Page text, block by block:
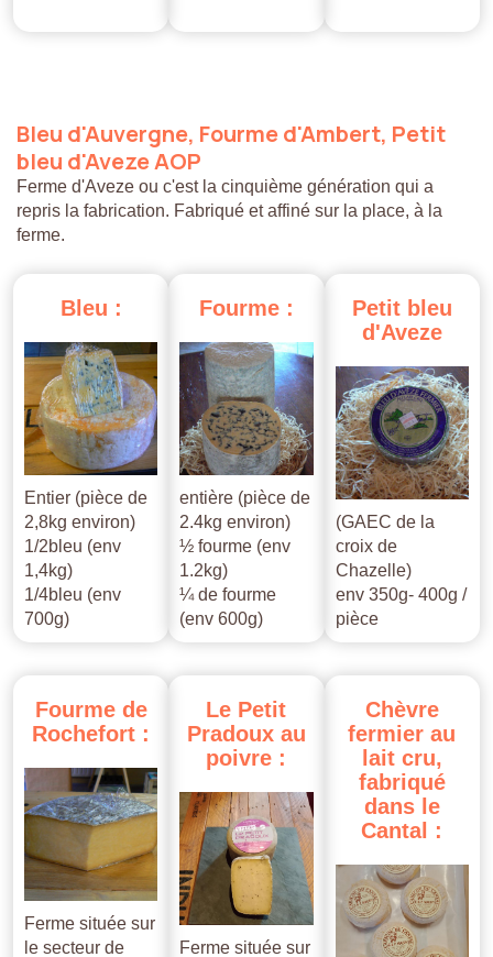
Bleu d'Auvergne, Fourmed'Ambert, Petit
bleu d'AvezeAOP
Ferme d'Aveze ou c'est la cinquième génération qui a
repris la fabrication. Fabriqué et affiné sur la place, à la
ferme.
Bleu :
Entier (pièce de
2,8kg environ)
1/2bleu (env
1,4kg)
1/4bleu (env
700g)
Fourme :
entière (pièce de
2.4kg environ)
½ fourme (env
1.2kg)
¼ de fourme
(env 600g)
Petit bleu
d'Aveze
(GAEC de la
croix de
Chazelle)
env 350g- 400g /
pièce
Fourme de
Rochefort :
Ferme située sur
le secteur de
Le Petit
Pradoux au
poivre :
Ferme située sur
Chèvre
fermier au
lait cru,
fabriqué
dans le
Cantal :